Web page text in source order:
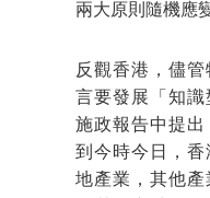
兩大原則隨機應
反觀香港，儘
言要發展「知識
施政報告中提出
到今時今日，香
地產業，其他產